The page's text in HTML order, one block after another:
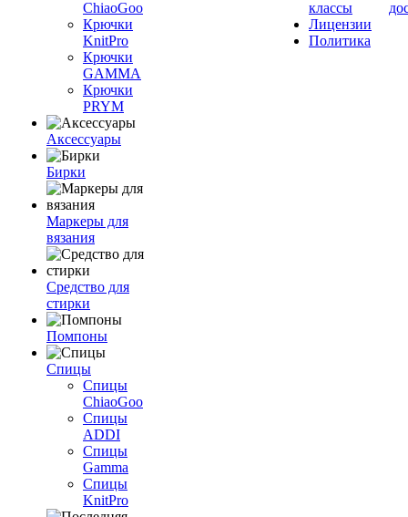
ChiaoGoo
Крючки
KnitPro
Крючки
GAMMA
Крючки
PRYM
Аксессуары
Бирки
Маркеры для
вязания
Средство для
стирки
Помпоны
Спицы
Спицы
ChiaoGoo
Спицы
ADDI
Спицы
Gamma
Спицы
KnitPro
классы
Лицензии
Политика